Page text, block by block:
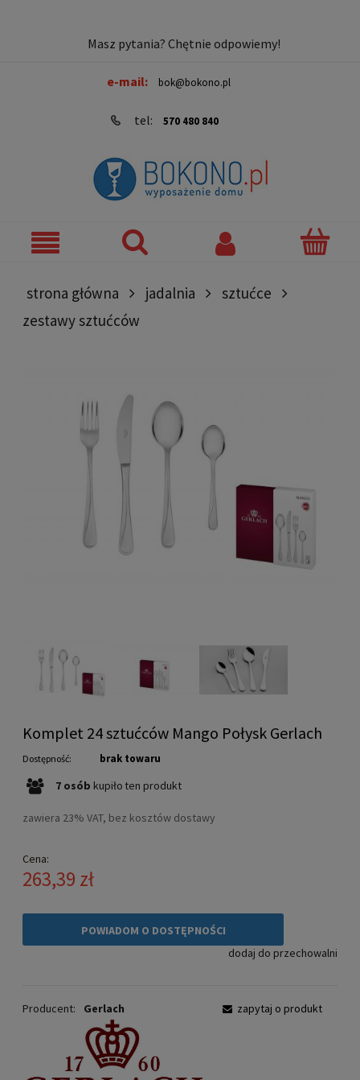
Masz pytania? Chętnie odpowiemy!
e-mail: bok@bokono.pl
tel: 570 480 840
strona główna jadalnia
sztućce
zestawy sztućców
Komplet 24 sztućców Mango Połysk Gerlach
Dostępność: brak towaru
7 osób kupiło ten produkt
zawiera 23% VAT, bez kosztów dostawy
Cena:
263,39 zł
POWIADOM O DOSTĘPNOŚCI
dodaj do przechowalni
Producent: Gerlach zapytaj o produkt